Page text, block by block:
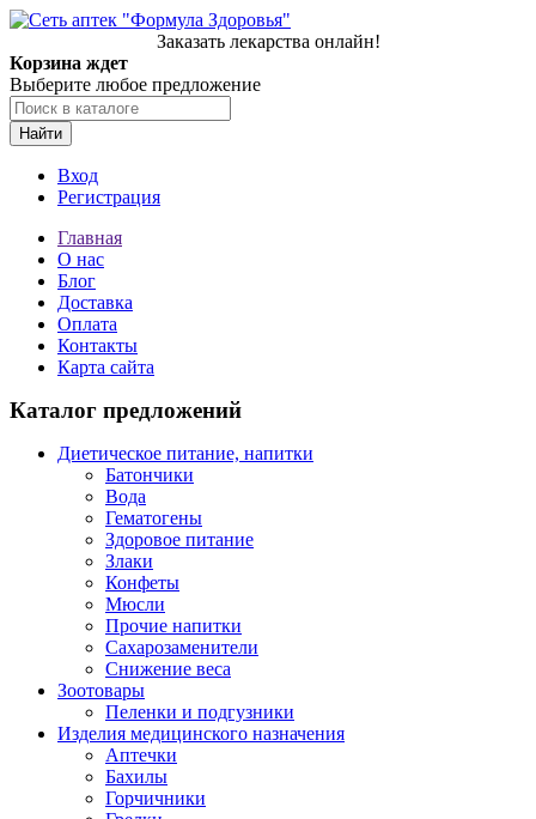
Заказать лекарства онлайн!
Корзина ждет
Выберите любое предложение
Найти
Вход
Регистрация
Главная
О нас
Блог
Доставка
Оплата
Контакты
Карта сайта
Каталог предложений
Диетическое питание, напитки
Батончики
Вода
Гематогены
Здоровое питание
Злаки
Конфеты
Мюсли
Прочие напитки
Сахарозаменители
Снижение веса
Зоотовары
Пеленки и подгузники
Изделия медицинского назначения
Аптечки
Бахилы
Горчичники